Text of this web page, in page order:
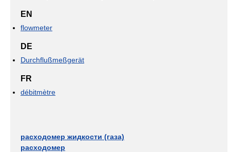
EN
flowmeter
DE
Durchflußmeßgerät
FR
débitmètre
расходомер жидкости (газа)
расходомер